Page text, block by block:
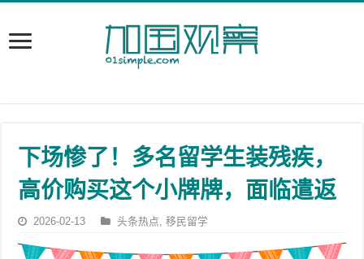
下场惨了！多名留学生装残疾，
高价购买这个小牌牌，面临遣返
2026-02-13 头条热点,移民留学